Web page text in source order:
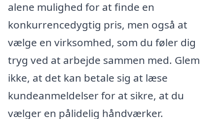
alene mulighed for at finde en
konkurrencedygtig pris, men også at
vælge en virksomhed, som du føler dig
tryg ved at arbejde sammen med. Glem
ikke, at det kan betale sig at læse
kundeanmeldelser for at sikre, at du
vælger en pålidelig håndværker.